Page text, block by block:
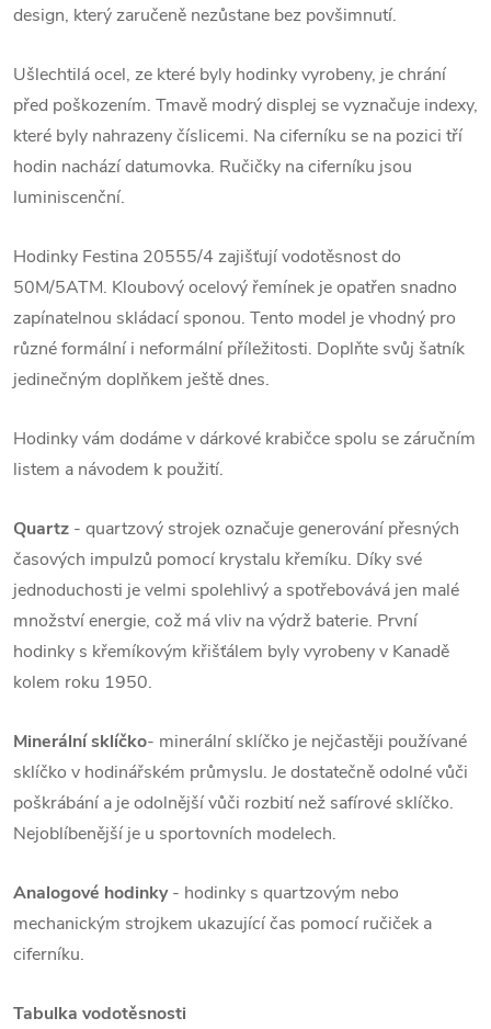
design, který zaručeně nezůstane bez povšimnutí.
Ušlechtilá ocel, ze které byly hodinky vyrobeny, je chrání
před poškozením. Tmavě modrý displej se vyznačuje indexy,
které byly nahrazeny číslicemi. Na ciferníku se na pozici tří
hodin nachází datumovka. Ručičky na ciferníku jsou
luminiscenční.
Hodinky Festina 20555/4 zajišťují vodotěsnost do
50M/5ATM. Kloubový ocelový řemínek je opatřen snadno
zapínatelnou skládací sponou. Tento model je vhodný pro
různé formální i neformální příležitosti. Doplňte svůj šatník
jedinečným doplňkem ještě dnes.
Hodinky vám dodáme v dárkové krabičce spolu se záručním
listem a návodem k použití.
Quartz - quartzový strojek označuje generování přesných
časových impulzů pomocí krystalu křemíku. Díky své
jednoduchosti je velmi spolehlivý a spotřebovává jen malé
množství energie, což má vliv na výdrž baterie. První
hodinky s křemíkovým křišťálem byly vyrobeny v Kanadě
kolem roku 1950.
Minerální sklíčko- minerální sklíčko je nejčastěji používané
sklíčko v hodinářském průmyslu. Je dostatečně odolné vůči
poškrábání a je odolnější vůči rozbití než safírové sklíčko.
Nejoblíbenější je u sportovních modelech.
Analogové hodinky- hodinky s quartzovým nebo
mechanickým strojkem ukazující čas pomocí ručiček a
ciferníku.
Tabulka vodotěsnosti